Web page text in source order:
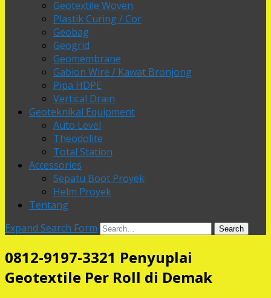
Geotextile Woven
Plastik Curing / Cor
Geobag
Geogrid
Geomembrane
Gabion Wire / Kawat Bronjong
Pipa HDPE
Vertical Drain
Geoteknikal Equipment
Auto Level
Theodolite
Total Station
Accessories
Sepatu Boot Proyek
Helm Proyek
Tentang
Expand Search Form
Search
0812-9197-3321 Penyuplai
Geotextile Per Roll di Demak